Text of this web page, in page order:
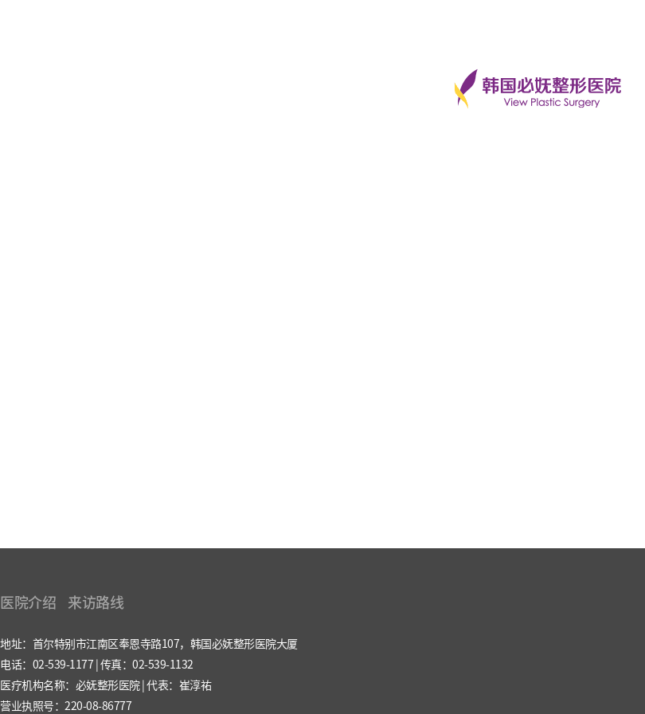
医院介绍 来访路线
地址：首尔特别市江南区奉恩寺路107，韩国必妩整形医院大厦
电话：02-539-1177 | 传真：02-539-1132
医疗机构名称：必妩整形医院 | 代表：崔淳祐
营业执照号：220-08-86777